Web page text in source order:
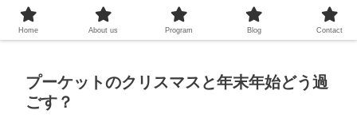
プーケットシュノーケリング教室
プーケットのクリスマスと年末年始どう過
ごす？
Home About us Program Blog Contact